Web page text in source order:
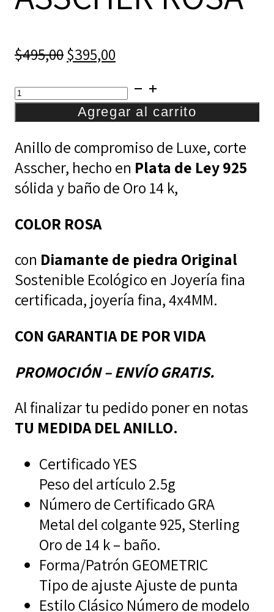
$495,00El
original
era:
$395,00
actual
es:
ANILLO
ASSCHER
cantidad
Agregar al carrito
Anillo de compromiso de Luxe, corte
Asscher, hecho en Plata de Ley 925
sólida y baño de Oro 14 k,
COLOR ROSA
con Diamante de piedra Original
Sostenible Ecológico en Joyería fina
certificada, joyería fina, 4x4MM.
CON GARANTIA DE POR VIDA
PROMOCIÓN – ENVÍO GRATIS.
Al finalizar tu pedido poner en notas
TU MEDIDA DEL ANILLO.
Certificado YES
Peso del artículo 2.5g
Número de Certificado GRA
Metal del colgante 925, Sterling
Oro de 14 k – baño.
Forma/Patrón GEOMETRIC
Tipo de ajuste Ajuste de punta
Estilo Clásico Número de modelo